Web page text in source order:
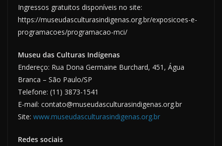
Ingressos gratuitos disponíveis no site:
https://museudasculturasindigenas.org.br/exposicoes-e-
programacoes/programacao-mci/
Museu das Culturas Indígenas
Endereço: Rua Dona Germaine Burchard, 451, Água
Branca – São Paulo/SP
Telefone: (11) 3873-1541
E-mail: contato@museudasculturasindigenas.org.br
Site: www.museudasculturasindigenas.org.br
Redes sociais